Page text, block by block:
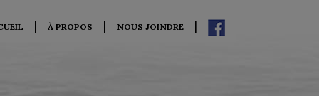
À PROPOS NOUS JOINDRE